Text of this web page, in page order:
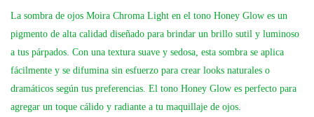
La sombra de ojos Moira Chroma Light en el tono Honey Glow es un
pigmento de alta calidad diseñado para brindar un brillo sutil y luminoso
a tus párpados. Con una textura suave y sedosa, esta sombra se aplica
fácilmente y se difumina sin esfuerzo para crear looks naturales o
dramáticos según tus preferencias. El tono Honey Glow es perfecto para
agregar un toque cálido y radiante a tu maquillaje de ojos.